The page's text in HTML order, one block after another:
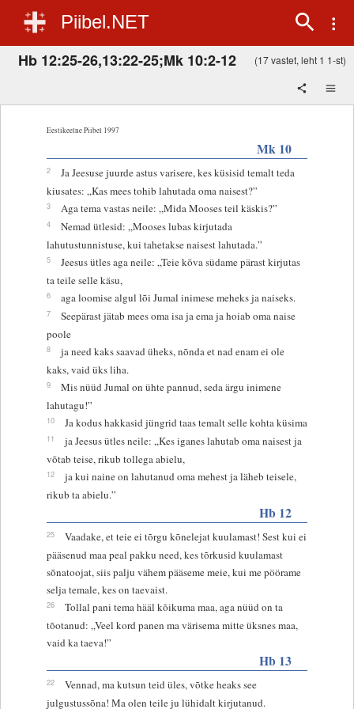
Piibel.NET
Hb 12:25-26,13:22-25;Mk 10:2-12 (17 vastet, leht 1 1-st)
Eestikeelne Piibel 1997
Mk 10
2
Ja Jeesuse juurde astus varisere, kes küsisid temalt teda
kiusates: „Kas mees tohib lahutada oma naisest?”
3 Aga tema vastas neile: „Mida Mooses teil käskis?”
4
Nemad ütlesid: „Mooses lubas kirjutada
lahutustunnistuse, kui tahetakse naisest lahutada.”
5
Jeesus ütles aga neile: „Teie kõva südame pärast kirjutas
ta teile selle käsu,
6 aga loomise algul lõi Jumal inimese meheks ja naiseks.
7
Seepärast jätab mees oma isa ja ema ja hoiab oma naise
poole
8
ja need kaks saavad üheks, nõnda et nad enam ei ole
kaks, vaid üks liha.
9
Mis nüüd Jumal on ühte pannud, seda ärgu inimene
lahutagu!”
10 Ja kodus hakkasid jüngrid taas temalt selle kohta küsima
11
ja Jeesus ütles neile: „Kes iganes lahutab oma naisest ja
võtab teise, rikub tollega abielu,
12
ja kui naine on lahutanud oma mehest ja läheb teisele,
rikub ta abielu.”
Hb 12
25
Vaadake, et teie ei tõrgu kõnelejat kuulamast! Sest kui ei
pääsenud maa peal pakku need, kes tõrkusid kuulamast
sõnatoojat, siis palju vähem pääseme meie, kui me pöörame
selja temale, kes on taevaist.
26
Tollal pani tema hääl kõikuma maa, aga nüüd on ta
tõotanud: „Veel kord panen ma värisema mitte üksnes maa,
vaid ka taeva!”
Hb 13
22
Vennad, ma kutsun teid üles, võtke heaks see
julgustussõna! Ma olen teile ju lühidalt kirjutanud.